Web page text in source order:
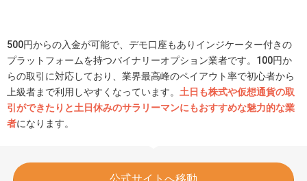
500円からの入金が可能で、デモ口座もありインジケーター付きの
プラットフォームを持つバイナリーオプション業者です。100円か
らの取引に対応しており、業界最高峰のペイアウト率で初心者から
上級者まで利用しやすくなっています。 土日も株式や仮想通貨の取
引ができたりと土日休みのサラリーマンにもおすすめな魅力的な業
者になります。
公式サイトへ移動